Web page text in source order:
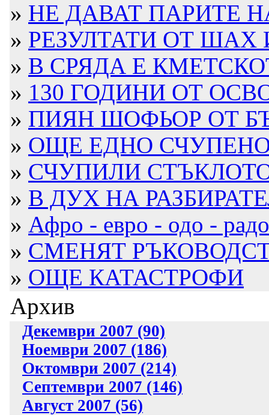
» НЕ ДАВАТ ПАРИТЕ
» РЕЗУЛТАТИ ОТ ШАХ
» В СРЯДА Е
» 130 ГОДИНИ ОТ
» ПИЯН ШОФЬОР ОТ
» ОЩЕ ЕДНО
» СЧУПИЛИ
» В ДУХ НА
» Афро - евро - одо -
» СМЕНЯТ
» ОЩЕ КАТАСТРОФИ
Архив
Декември 2007 (90)
Ноември 2007 (186)
Октомври 2007 (214)
Септември 2007 (146)
Август 2007 (56)